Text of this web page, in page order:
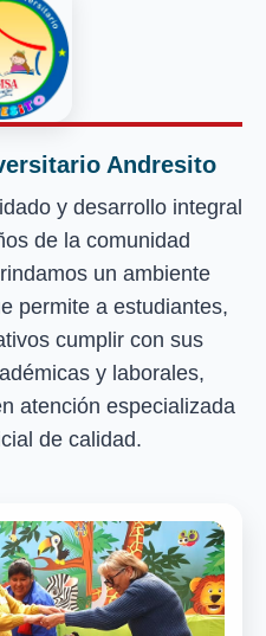
Andresito
y desarrollo integral
de la comunidad
un ambiente
permite a estudiantes,
cumplir con sus
y laborales,
atención especializada
de calidad.